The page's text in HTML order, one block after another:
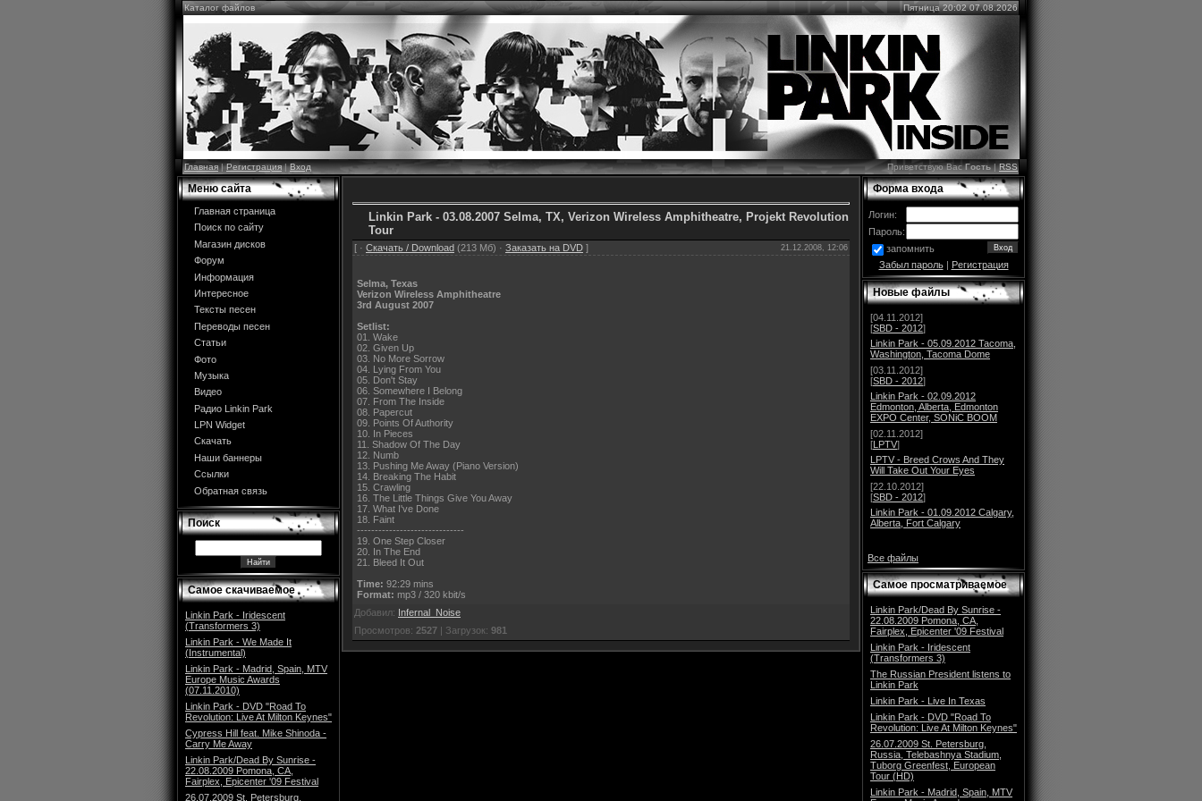
Каталог файлов Пятница 20:02 07.08.2026
Главная|Регистрация|Вход Приветствую ВасГость|RSS
Меню сайта
Главная страница
Поиск по сайту
Магазин дисков
Форум
Информация
Интересное
Тексты песен
Переводы песен
Статьи
Фото
Музыка
Видео
Радио Linkin Park
LPN Widget
Скачать
Наши баннеры
Ссылки
Обратная связь
Поиск
Самое скачиваемое
Linkin Park - Iridescent
(Transformers 3)
Linkin Park - We Made It
(Instrumental)
Linkin Park - Madrid, Spain, MTV
Europe Music Awards
(07.11.2010)
Linkin Park - DVD "Road To
Revolution: Live At Milton Keynes"
Cypress Hill feat. Mike Shinoda -
Carry Me Away
Linkin Park/Dead By Sunrise -
22.08.2009 Pomona, CA,
Fairplex, Epicenter '09 Festival
26.07.2009 St. Petersburg,
Linkin Park - 03.08.2007 Selma, TX, Verizon Wireless Amphitheatre, Projekt Revolution
Tour
[ · Скачать / Download (213 Мб) · Заказать на DVD ] 21.12.2008, 12:06
Selma, Texas
Verizon Wireless Amphitheatre
3rd August 2007
Setlist:
01. Wake
02. Given Up
03. No More Sorrow
04. Lying From You
05. Don't Stay
06. Somewhere I Belong
07. From The Inside
08. Papercut
09. Points Of Authority
10. In Pieces
11. Shadow Of The Day
12. Numb
13. Pushing Me Away (Piano Version)
14. Breaking The Habit
15. Crawling
16. The Little Things Give You Away
17. What I've Done
18. Faint
------------------------------
19. One Step Closer
20. In The End
21. Bleed It Out
Time: 92:29 mins
Format: mp3 / 320 kbit/s
Добавил: Infernal_Noise
Просмотров: 2527 | Загрузок: 981
Форма входа
Логин:
Пароль:
запомнить
Забыл пароль| Регистрация
Новые файлы
[04.11.2012]
[SBD - 2012]
Linkin Park - 05.09.2012 Tacoma,
Washington, Tacoma Dome
[03.11.2012]
[SBD - 2012]
Linkin Park - 02.09.2012
Edmonton, Alberta, Edmonton
EXPO Center, SONiC BOOM
[02.11.2012]
[LPTV]
LPTV - Breed Crows And They
Will Take Out Your Eyes
[22.10.2012]
[SBD - 2012]
Linkin Park - 01.09.2012 Calgary,
Alberta, Fort Calgary
Все файлы
Самое просматриваемое
Linkin Park/Dead By Sunrise -
22.08.2009 Pomona, CA,
Fairplex, Epicenter '09 Festival
Linkin Park - Iridescent
(Transformers 3)
The Russian President listens to
Linkin Park
Linkin Park - Live In Texas
Linkin Park - DVD "Road To
Revolution: Live At Milton Keynes"
26.07.2009 St. Petersburg,
Russia, Telebashnya Stadium,
Tuborg Greenfest, European
Tour (HD)
Linkin Park - Madrid, Spain, MTV